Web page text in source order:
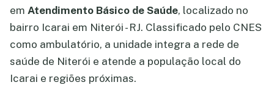
em Atendimento Básico de Saúde, localizado no
bairro Icarai em Niterói - RJ. Classificado pelo CNES
como ambulatório, a unidade integra a rede de
saúde de Niterói e atende a população local do
Icarai e regiões próximas.